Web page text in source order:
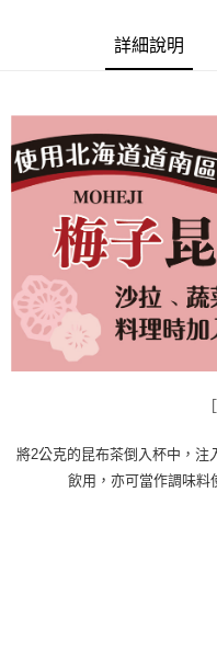
【「AFTEE先享後付」結帳流程】
２．訂單成立數日內，您將收到
３．收到繳費通知簡訊後14天
ATM／網路銀行／等多元方式進
※ 請注意：結帳手續完成當下不
購買商品的店家。未經商家同
後付繳納相關費用。
※ 交易是否成功請以「AFTEE
是否繳費成功／繳費後需取消
客戶支援中心」
https://
【注意事項】
１．透過由恩沛科技股份有限公
易，需依本服務之必要範圍內
權轉讓予恩沛科技股份有限公司
「AFTEE先享後付」，若未經
４．使用「AFTEE先享後付」
５．嚴禁一人註冊多個帳號或
詳細說明
將2公克的昆布茶倒入杯中，注
飲用，亦可當作調味料